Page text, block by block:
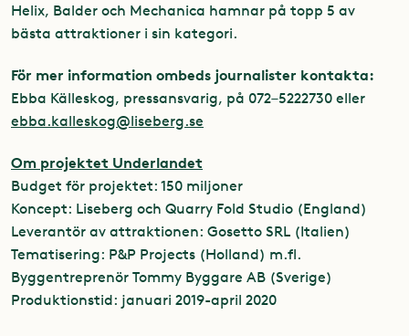
Helix, Balder och Mechanica hamnar på topp 5 av
bästa attraktioner i sin kategori.
För mer information ombeds journalister kontakta:
Ebba Källeskog, pressansvarig, på 072–5222730 eller
ebba.kalleskog@liseberg.se
Om projektet Underlandet
Budget för projektet: 150 miljoner
Koncept: Liseberg och Quarry Fold Studio (England)
Leverantör av attraktionen: Gosetto SRL (Italien)
Tematisering: P&P Projects (Holland) m.fl.
Byggentreprenör Tommy Byggare AB (Sverige)
Produktionstid: januari 2019-april 2020